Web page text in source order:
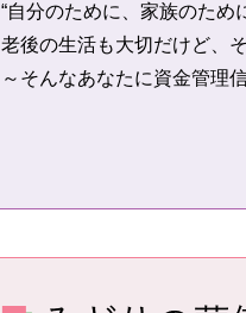
“自分のために、家族のため
老後の生活も大切だけど、
～そんなあなたに資金管理